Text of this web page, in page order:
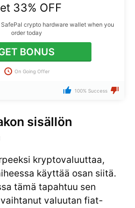
33% OFF
crypto hardware wallet when you
order today
BONUS
On Going Offer
100% Success
sisällön
kryptovaluuttaa,
käyttää osan siitä.
tämä tapahtuu sen
valuutan fiat-